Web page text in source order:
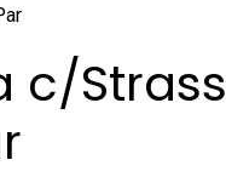
c/Strass